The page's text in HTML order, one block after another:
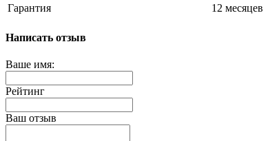
Гарантия
12 месяцев
Написать отзыв
Ваше имя:
Рейтинг
Ваш отзыв